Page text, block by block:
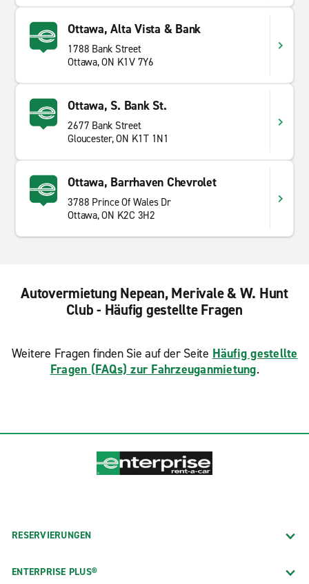
Ottawa, Alta Vista & Bank
1788 Bank Street
Ottawa, ON K1V 7Y6
Ottawa, S. Bank St.
2677 Bank Street
Gloucester, ON K1T 1N1
Ottawa, Barrhaven Chevrolet
3788 Prince Of Wales Dr
Ottawa, ON K2C 3H2
Autovermietung Nepean, Merivale & W. Hunt
Club - Häufig gestellte Fragen
Weitere Fragen finden Sie auf der Seite Häufig gestellte
Fragen (FAQs) zur Fahrzeuganmietung.
RESERVIERUNGEN
ENTERPRISE PLUS®